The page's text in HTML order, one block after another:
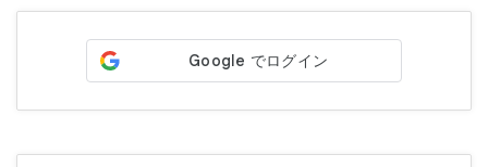
ヒールの高さ